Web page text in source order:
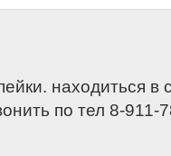
находиться в
по тел 8-911-